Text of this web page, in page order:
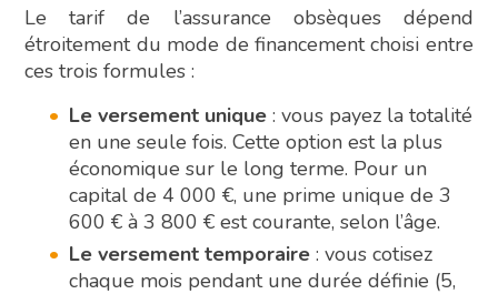
Le tarif de l’assurance obsèques dépend
étroitement du mode de financement choisi entre
ces trois formules :
Le versement unique : vous payez la totalité
en une seule fois. Cette option est la plus
économique sur le long terme. Pour un
capital de 4 000 €, une prime unique de 3
600 € à 3 800 € est courante, selon l’âge.
Le versement temporaire : vous cotisez
chaque mois pendant une durée définie (5,